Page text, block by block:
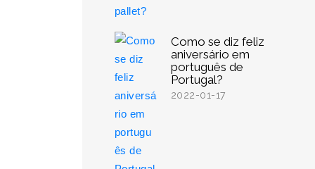
Como se diz feliz
aniversário em
português de
Portugal?
2022-01-17